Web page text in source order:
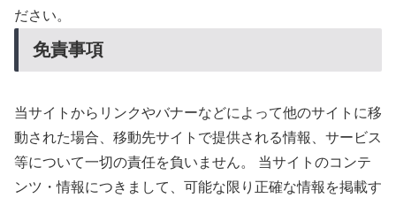
ださい。
免責事項
当サイトからリンクやバナーなどによって他のサイトに移
動された場合、移動先サイトで提供される情報、サービス
等について一切の責任を負いません。 当サイトのコンテ
ンツ・情報につきまして、可能な限り正確な情報を掲載す